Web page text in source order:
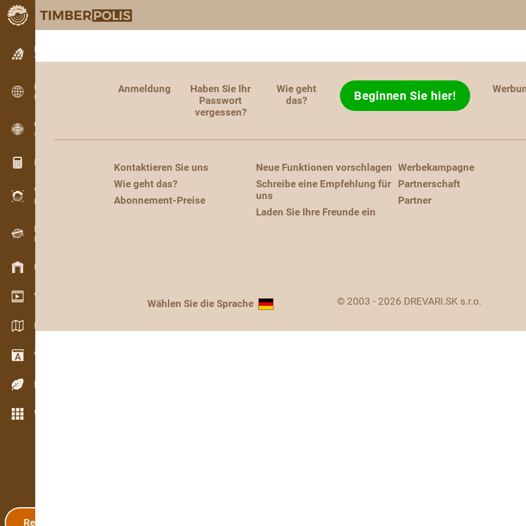
Kleinanzeigen
Textanzeigen
Kleinanzeigen
Internationale Anzeigen
OPTI-TIMB
Schnittbilder
Holz-Rechner
WoodProfi
Holzvolumen mit KI
Registriergerät
Holzbestandsaufnahme im Gelände
Bestandsmanagement
Video Showroom
Kataloge / Broschüren
Wörterbuch
Holzarten
Weitere Funktionen
Registrierung
Anmeldung
Haben Sie Ihr
Passwort
vergessen?
Wie geht
das?
Beginnen Sie hier!
Kontaktieren Sie uns
Wie geht das?
Abonnement-Preise
Neue Funktionen vorschlagen
Schreibe eine Empfehlung für
uns
Laden Sie Ihre Freunde ein
Werbekampagne
Partnerschaft
Partner
Wählen Sie die Sprache © 2003 - 2026 DREVARI.SK s.r.o.